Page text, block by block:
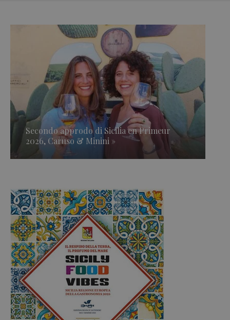
Secondo approdo di Sicilia en Primeur
2026, Caruso & Minini »